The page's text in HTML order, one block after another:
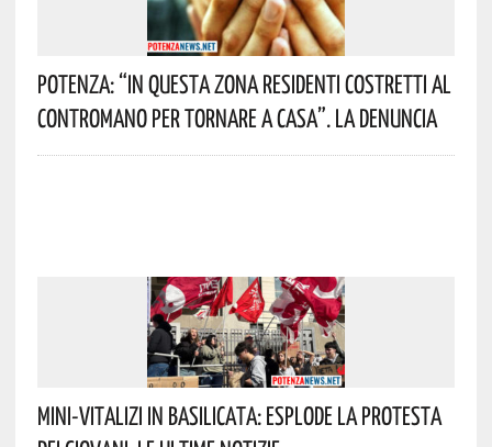
Potenza: “In Questa Zona Residenti Costretti Al
Contromano Per Tornare A Casa”. La Denuncia
Mini-Vitalizi In Basilicata: Esplode La Protesta